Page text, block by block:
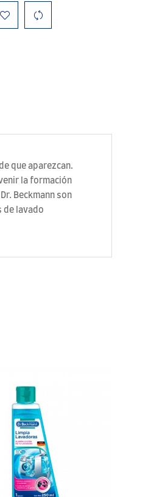
que aparezcan.
la formación
Beckmann son
de lavado